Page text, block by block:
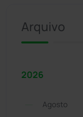
Arquivo
2026
Agosto